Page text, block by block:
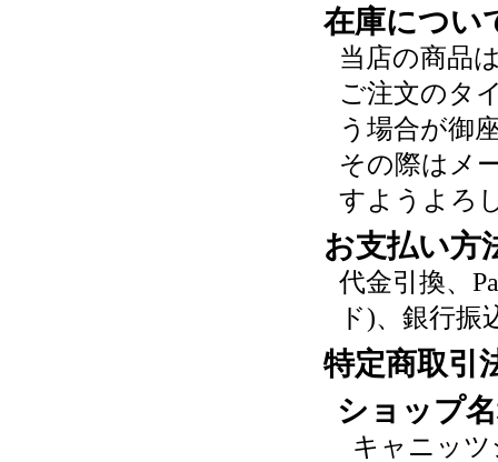
在庫につい
当店の商品
ご注文のタ
う場合が御
その際はメ
すようよろ
お支払い方
代金引換、
ド)、銀行振
特定商取引
ショップ
キャニッ